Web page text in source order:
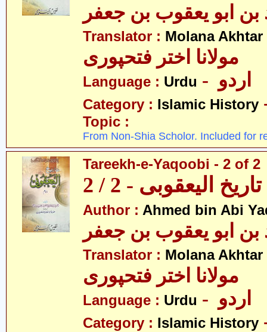
Translator : Molana
مولانا اختر فتحپوری
Language : Urdu
Category : Islamic History
Topic :
From Non-Shia Scholor. Included for
Tareekh-e-Yaqoobi - 2 of 2
تاریخ الیعقوبی - 2 / 2
Author : Ahmed bin Abi
Translator : Molana
مولانا اختر فتحپوری
Language : Urdu
Category : Islamic History